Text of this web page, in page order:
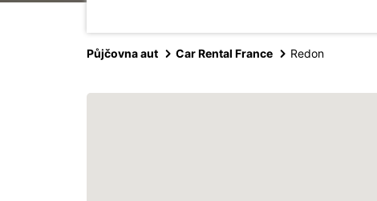
Půjčovna aut Car Rental France Redon